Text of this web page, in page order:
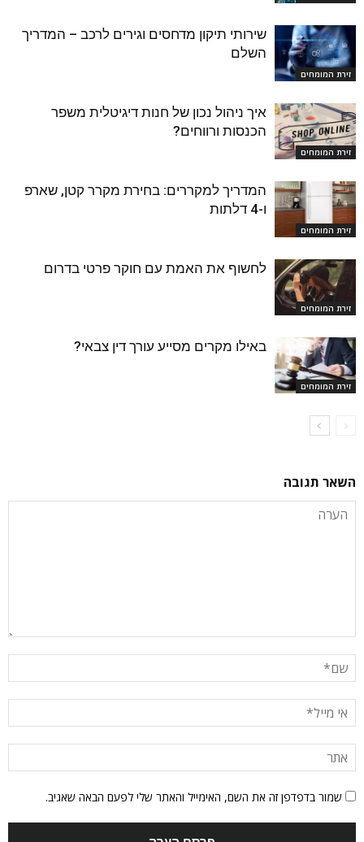
זירת המומחים
שירותי תיקון מדחסים וגירים לרכב – המדריך
השלם
זירת המומחים
איך ניהול נכון של חנות דיגיטלית משפר
הכנסות ורווחים?
זירת המומחים
המדריך למקררים: בחירת מקרר קטן, שארפ
ו-4 דלתות
זירת המומחים
לחשוף את האמת עם חוקר פרטי בדרום
זירת המומחים
באילו מקרים מסייע עורך דין צבאי?
השאר תגובה
שמור בדפדפן זה את השם, האימייל והאתר שלי לפעם הבאה שאגיב.